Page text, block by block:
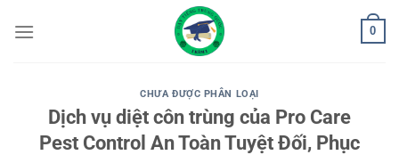
qua
0
CHƯA ĐƯỢC PHÂN LOẠI
Dịch vụ diệt côn trùng của Pro Care
Pest Control An Toàn Tuyệt Đối, Phục